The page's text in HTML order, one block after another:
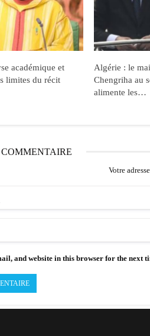
académique et
limites du récit
Algérie : le
Chengriha au
alimente les…
Votre
and website in this browser for the next